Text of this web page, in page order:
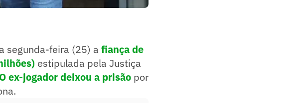
segunda-feira (25) a fiança de
estipulada pela Justiça
O ex-jogador deixou a prisão por